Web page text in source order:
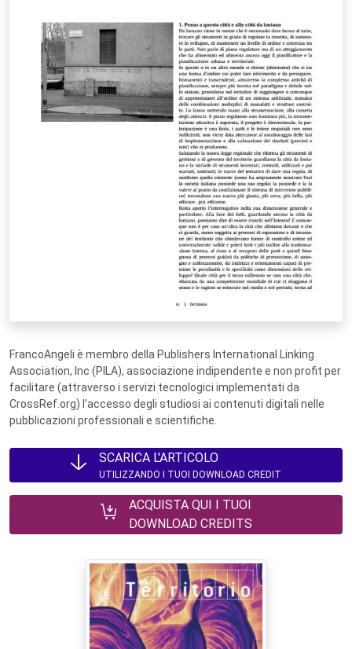
FrancoAngeli è membro della Publishers International Linking
Association, Inc (PILA), associazione indipendente e non profit per
facilitare (attraverso i servizi tecnologici implementati da
CrossRef.org) l’accesso degli studiosi ai contenuti digitali nelle
pubblicazioni professionali e scientifiche.
SCARICA L'ARTICOLO
UTILIZZANDO I TUOI DOWNLOAD CREDIT
ACQUISTA QUI I TUOI
DOWNLOAD CREDITS